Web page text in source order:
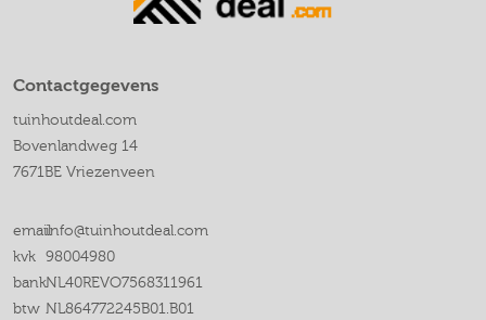
Contactgegevens
tuinhoutdeal.com
Bovenlandweg 14
7671BE Vriezenveen
emailinfo@tuinhoutdeal.com
kvk 98004980
bankNL40REVO7568311961
btw NL864772245B01.B01